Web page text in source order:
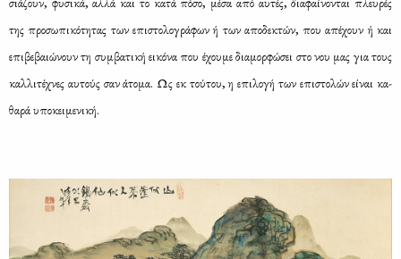
της προ­σω­πι­κό­τη­τας των επι­στο­λο­γρά­φων ή των απο­δε­κτών, που απέ­χουν ή και
επι­βε­βαιώ­νουν τη συμ­βα­τι­κή ει­κό­να που έχου­με δια­μορ­φώ­σει στο νου μας για τους
καλ­λι­τέ­χνες αυ­τούς σαν άτο­μα. Ως εκ τού­του, η επι­λο­γή των επι­στο­λών εί­ναι κα­
θα­ρά υπο­κει­με­νι­κή.